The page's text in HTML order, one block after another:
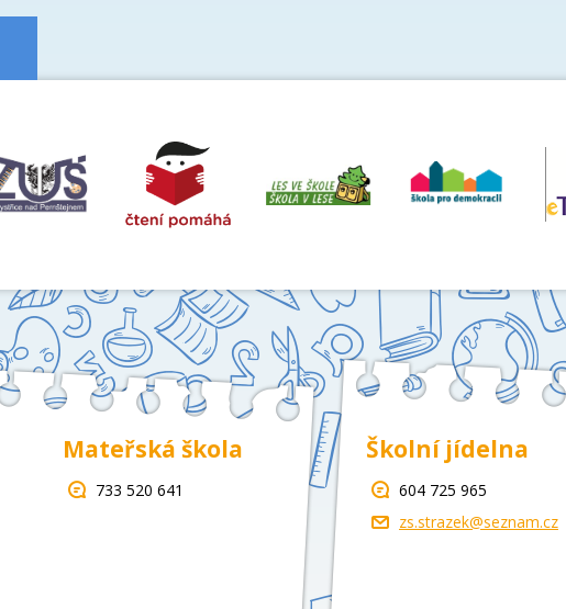
Mateřská škola
733 520 641
Školní jídelna
604 725 965
zs.strazek@seznam.cz